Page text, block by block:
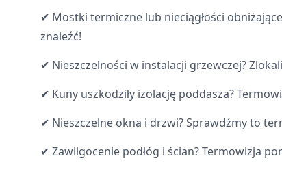
✔ Mostki termiczne lub nieciągłości
znaleźć!
✔ Nieszczelności w instalacji grzewczej?
✔ Kuny uszkodziły izolację poddasza?
✔ Nieszczelne okna i drzwi? Sprawdźmy to
✔ Zawilgocenie podłóg i ścian? Termowizja